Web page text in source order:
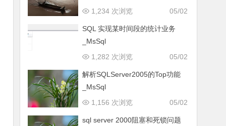
05/02
1,234 次浏览
SQL 实现某时间段的统计业务
_MsSql
05/02
1,282 次浏览
解析SQLServer2005的Top功能
_MsSql
05/02
1,156 次浏览
sql server 2000阻塞和死锁问题